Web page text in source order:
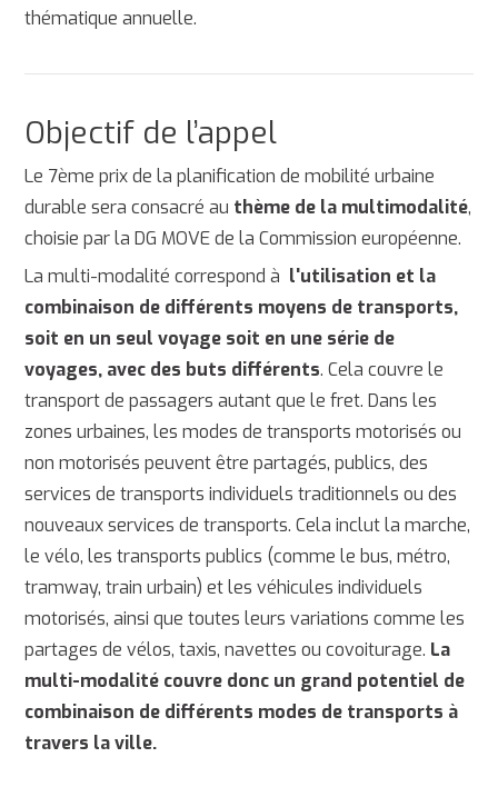
thématique annuelle.
Objectif de l’appel
Le 7ème prix de la planification de mobilité urbaine
durable sera consacré au thème de la multimodalité,
choisie par la DG MOVE de la Commission européenne.
La multi-modalité correspond à l'utilisation et la
combinaison de différents moyens de transports,
soit en un seul voyage soit en une série de
voyages, avec des buts différents. Cela couvre le
transport de passagers autant que le fret. Dans les
zones urbaines, les modes de transports motorisés ou
non motorisés peuvent être partagés, publics, des
services de transports individuels traditionnels ou des
nouveaux services de transports. Cela inclut la marche,
le vélo, les transports publics (comme le bus, métro,
tramway, train urbain) et les véhicules individuels
motorisés, ainsi que toutes leurs variations comme les
partages de vélos, taxis, navettes ou covoiturage. La
multi-modalité couvre donc un grand potentiel de
combinaison de différents modes de transports à
travers la ville.